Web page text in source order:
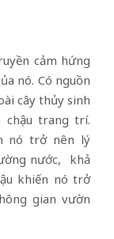
cảm hứng
nó. Có nguồn
cây thủy sinh
chậu trang trí.
nó trở nên lý
nước, khả
khiến nó trở
gian vườn